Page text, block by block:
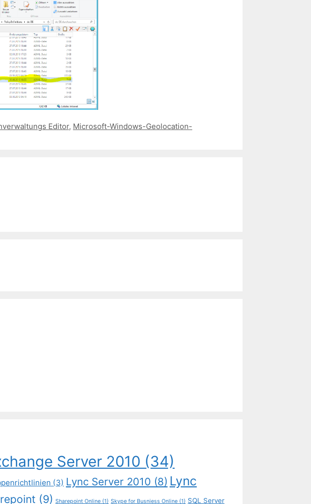
Editor, Microsoft-Windows-Geolocation-
Server 2010 (34)
(3) Lync Server 2010 (8) Lync
(9) Sharepoint Online (1) Skype for Busniess Online (1) SQL Server